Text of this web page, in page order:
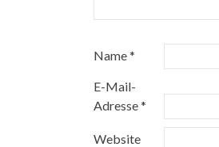
Name*
E-Mail-
Adresse*
Website